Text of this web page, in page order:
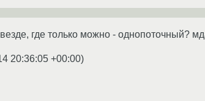
где только можно - однопоточный?
20:36:05 +00:00)